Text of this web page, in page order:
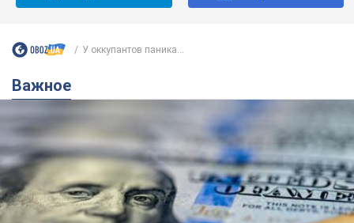
У оккупантов паника...
Важное